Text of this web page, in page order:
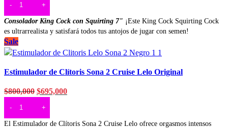
AÑADIR AL CARRITO
Consolador King Cock con Squirting 7" ¡Este King Cock Squirting Cock
es ultrarrealista y satisfará todos tus antojos de jugar con semen!
Sale
Agregar a deseos
Estimulador de Clítoris Sona 2 Cruise Lelo Original
$800,000 $695,000
AÑADIR AL CARRITO
El Estimulador de Clítoris Sona 2 Cruise Lelo ofrece orgasmos intensos